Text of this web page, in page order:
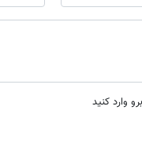
وارد کنید